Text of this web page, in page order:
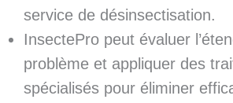
service de désinsectisation.
InsectePro peut évaluer
problème et appliquer des
spécialisés pour éliminer